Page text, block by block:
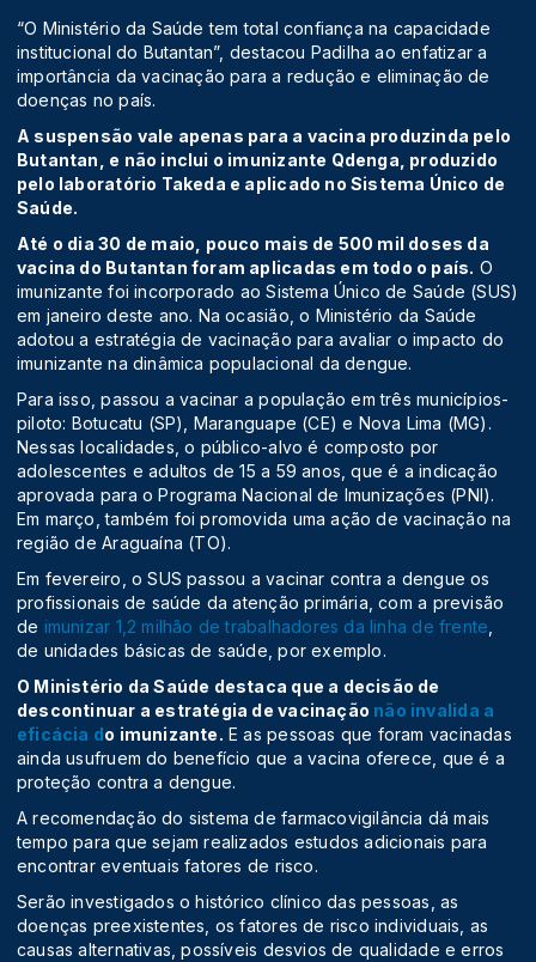
“O Ministério da Saúde tem total confiança na capacidade
institucional do Butantan”, destacou Padilha ao enfatizar a
importância da vacinação para a redução e eliminação de
doenças no país.
A suspensão vale apenas para a vacina produzinda pelo
Butantan, e não inclui o imunizante Qdenga, produzido
pelo laboratório Takeda e aplicado no Sistema Único de
Saúde.
Até o dia 30 de maio, pouco mais de 500 mil doses da
vacina do Butantan foram aplicadas em todo o país. O
imunizante foi incorporado ao Sistema Único de Saúde (SUS)
em janeiro deste ano. Na ocasião, o Ministério da Saúde
adotou a estratégia de vacinação para avaliar o impacto do
imunizante na dinâmica populacional da dengue.
Para isso, passou a vacinar a população em três municípios-
piloto: Botucatu (SP), Maranguape (CE) e Nova Lima (MG).
Nessas localidades, o público-alvo é composto por
adolescentes e adultos de 15 a 59 anos, que é a indicação
aprovada para o Programa Nacional de Imunizações (PNI).
Em março, também foi promovida uma ação de vacinação na
região de Araguaína (TO).
Em fevereiro, o SUS passou a vacinar contra a dengue os
profissionais de saúde da atenção primária, com a previsão
de imunizar 1,2 milhão de trabalhadores da linha de frente,
de unidades básicas de saúde, por exemplo.
O Ministério da Saúde destaca que a decisão de
descontinuar a estratégia de vacinação não invalida a
eficácia d o imunizante. E as pessoas que foram vacinadas
ainda usufruem do benefício que a vacina oferece, que é a
proteção contra a dengue.
A recomendação do sistema de farmacovigilância dá mais
tempo para que sejam realizados estudos adicionais para
encontrar eventuais fatores de risco.
Serão investigados o histórico clínico das pessoas, as
doenças preexistentes, os fatores de risco individuais, as
causas alternativas, possíveis desvios de qualidade e erros